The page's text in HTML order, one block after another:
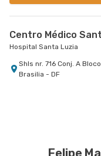
Centro Médico
Hospital Santa Luzia
Shls nr. 716 Conj. A
Brasilia - DF
Felipe